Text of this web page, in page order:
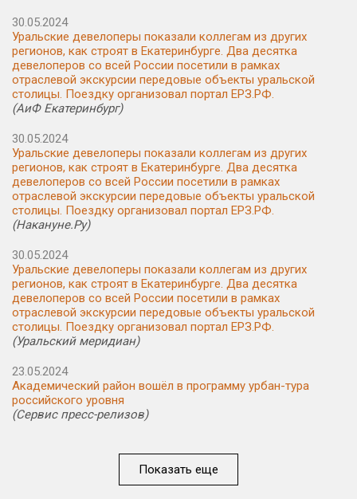
30.05.2024
Уральские девелоперы показали коллегам из других
регионов, как строят в Екатеринбурге. Два десятка
девелоперов со всей России посетили в рамках
отраслевой экскурсии передовые объекты уральской
столицы. Поездку организовал портал ЕРЗ.РФ.
(АиФ Екатеринбург)
30.05.2024
Уральские девелоперы показали коллегам из других
регионов, как строят в Екатеринбурге. Два десятка
девелоперов со всей России посетили в рамках
отраслевой экскурсии передовые объекты уральской
столицы. Поездку организовал портал ЕРЗ.РФ.
(Накануне.Ру)
30.05.2024
Уральские девелоперы показали коллегам из других
регионов, как строят в Екатеринбурге. Два десятка
девелоперов со всей России посетили в рамках
отраслевой экскурсии передовые объекты уральской
столицы. Поездку организовал портал ЕРЗ.РФ.
(Уральский меридиан)
23.05.2024
Академический район вошёл в программу урбан-тура
российского уровня
(Сервис пресс-релизов)
Показать еще